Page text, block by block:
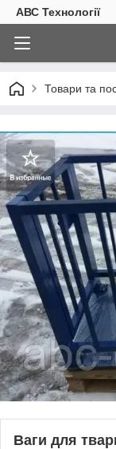
АВС Технології
Товари та
Ваги для